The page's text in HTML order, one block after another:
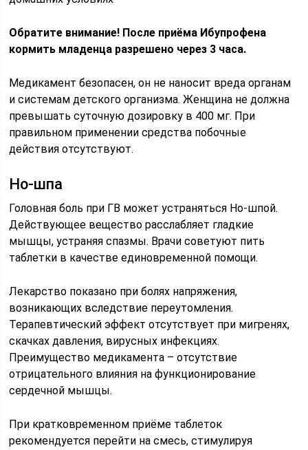
Обратите внимание! После приёма Ибупрофена
кормить младенца разрешено через 3 часа.
Медикамент безопасен, он не наносит вреда органам
и системам детского организма. Женщина не должна
превышать суточную дозировку в 400 мг. При
правильном применении средства побочные
действия отсутствуют.
Но-шпа
Головная боль при ГВ может устраняться Но-шпой.
Действующее вещество расслабляет гладкие
мышцы, устраняя спазмы. Врачи советуют пить
таблетки в качестве единовременной помощи.
Лекарство показано при болях напряжения,
возникающих вследствие переутомления.
Терапевтический эффект отсутствует при мигренях,
скачках давления, вирусных инфекциях.
Преимущество медикамента – отсутствие
отрицательного влияния на функционирование
сердечной мышцы.
При кратковременном приёме таблеток
рекомендуется перейти на смесь, стимулируя